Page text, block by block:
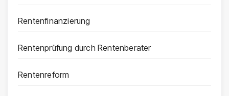
Rentenfinanzierung
Rentenprüfung durch Rentenberater
Rentenreform